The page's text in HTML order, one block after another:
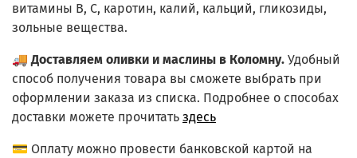
витамины В, С, каротин, калий, кальций, гликозиды,
зольные вещества.
🚚Доставляем оливки и маслины в Коломну. Удобный
способ получения товара вы сможете выбрать при
оформлении заказа из списка. Подробнее о способах
доставки можете прочитать здесь
💳 Оплату можно провести банковской картой на